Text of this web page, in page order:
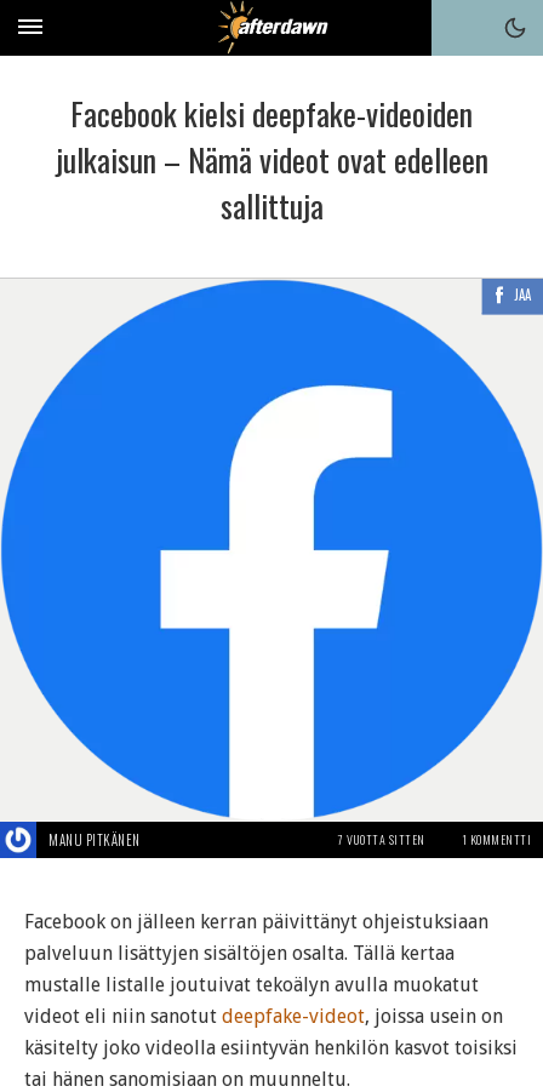
Facebook kielsi deepfake-videoiden
julkaisun – Nämä videot ovat edelleen
sallittuja
JAA
MANU PITKÄNEN 7 VUOTTA SITTEN 1 KOMMENTTI
Facebook on jälleen kerran päivittänyt ohjeistuksiaan
palveluun lisättyjen sisältöjen osalta. Tällä kertaa
mustalle listalle joutuivat tekoälyn avulla muokatut
videot eli niin sanotut deepfake-videot, joissa usein on
käsitelty joko videolla esiintyvän henkilön kasvot toisiksi
tai hänen sanomisiaan on muunneltu.